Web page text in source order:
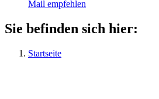
Mail empfehlen
Sie befinden sich hier:
Startseite